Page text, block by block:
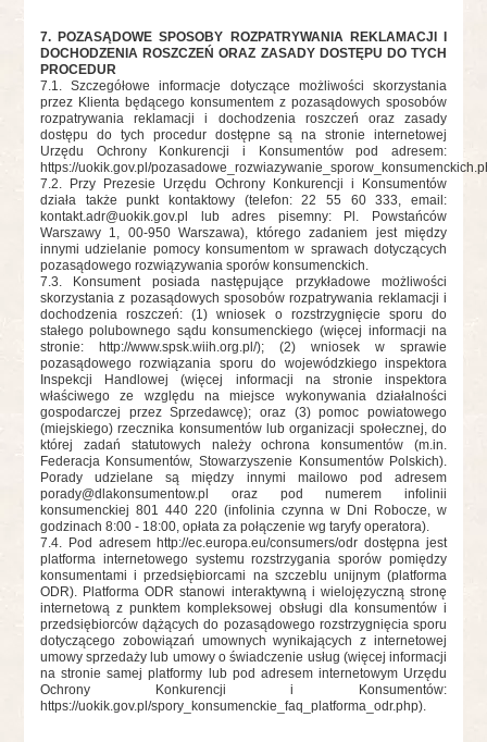
7. POZASĄDOWE SPOSOBY ROZPATRYWANIA REKLAMACJI I
DOCHODZENIA ROSZCZEŃ ORAZ ZASADY DOSTĘPU DO TYCH
PROCEDUR
7.1. Szczegółowe informacje dotyczące możliwości skorzystania
przez Klienta będącego konsumentem z pozasądowych sposobów
rozpatrywania reklamacji i dochodzenia roszczeń oraz zasady
dostępu do tych procedur dostępne są na stronie internetowej
Urzędu Ochrony Konkurencji i Konsumentów pod adresem:
https://uokik.gov.pl/
7.2. Przy Prezesie Urzędu Ochrony Konkurencji i Konsumentów
działa także punkt kontaktowy (telefon: 22 55 60 333, email:
kontakt.adr@uokik.gov.pl
lub adres pisemny: Pl. Powstańców
Warszawy 1, 00-950 Warszawa), którego zadaniem jest między
innymi udzielanie pomocy konsumentom w sprawach dotyczących
pozasądowego rozwiązywania sporów konsumenckich.
7.3. Konsument posiada następujące przykładowe możliwości
skorzystania z pozasądowych sposobów rozpatrywania reklamacji i
dochodzenia roszczeń: (1) wniosek o rozstrzygnięcie sporu do
stałego polubownego sądu konsumenckiego (więcej informacji na
stronie: http://www.spsk.wiih.org.pl/); (2) wniosek w sprawie
pozasądowego rozwiązania sporu do wojewódzkiego inspektora
Inspekcji Handlowej (więcej informacji na stronie inspektora
właściwego ze względu na miejsce wykonywania działalności
gospodarczej przez Sprzedawcę); oraz (3) pomoc powiatowego
(miejskiego) rzecznika konsumentów lub organizacji społecznej, do
której zadań statutowych należy ochrona konsumentów (m.in.
Federacja Konsumentów, Stowarzyszenie Konsumentów Polskich).
Porady udzielane są między innymi mailowo pod adresem
porady@dlakonsumentow.pl
oraz pod numerem infolinii
konsumenckiej 801 440 220 (infolinia czynna w Dni Robocze, w
godzinach 8:00 - 18:00, opłata za połączenie wg taryfy operatora).
7.4. Pod adresem http://ec.europa.eu/consumers/odr dostępna jest
platforma internetowego systemu rozstrzygania sporów pomiędzy
konsumentami i przedsiębiorcami na szczeblu unijnym (platforma
ODR). Platforma ODR stanowi interaktywną i wielojęzyczną stronę
internetową z punktem kompleksowej obsługi dla konsumentów i
przedsiębiorców dążących do pozasądowego rozstrzygnięcia sporu
dotyczącego zobowiązań umownych wynikających z internetowej
umowy sprzedaży lub umowy o świadczenie usług (więcej informacji
na stronie samej platformy lub pod adresem internetowym Urzędu
Ochrony Konkurencji i Konsumentów:
https://uokik.gov.pl/spory_konsumenckie_faq_platforma_odr.php).